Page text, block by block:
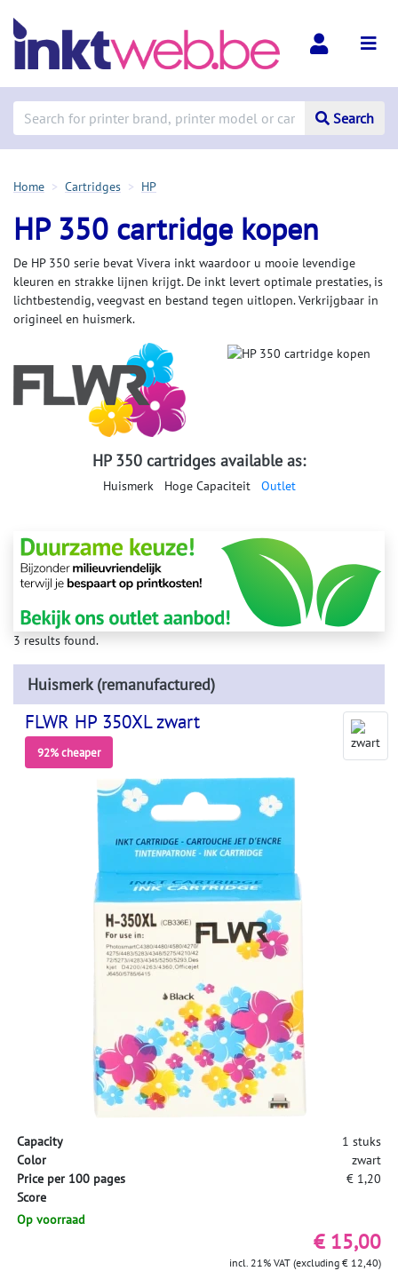
Search
Home Cartridges HP
HP 350 cartridge kopen
De HP 350 serie bevat Vivera inkt waardoor u mooie levendige
kleuren en strakke lijnen krijgt. De inkt levert optimale prestaties, is
lichtbestendig, veegvast en bestand tegen uitlopen. Verkrijgbaar in
origineel en huismerk.
HP 350 cartridges available as:
Huismerk Hoge Capaciteit Outlet
3 results found.
Huismerk (remanufactured)
FLWR HP 350XL zwart
92% cheaper
Capacity
1 stuks
Color
zwart
Price per 100 pages
€ 1,20
Score
Op voorraad
€ 15,00
incl. 21% VAT (excluding € 12,40)